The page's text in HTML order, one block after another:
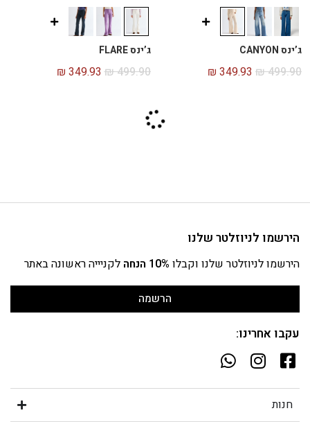
ג’ינס CANYON
₪499.90
₪ 349.93
ג’ינס FLARE
₪499.90
₪ 349.93
הירשמו לניוזלטר שלנו
הירשמו לניוזלטר שלנו וקבלו 10% הנחה לקניייה ראשונה באתר
הרשמה
עקבו אחרינו:
חנות